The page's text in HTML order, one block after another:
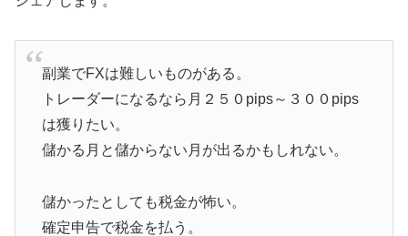
副業でFXは難しいものがある。
トレーダーになるなら月２５０pips～３００pips
は獲りたい。
儲かる月と儲からない月が出るかもしれない。
儲かったとしても税金が怖い。
確定申告で税金を払う。